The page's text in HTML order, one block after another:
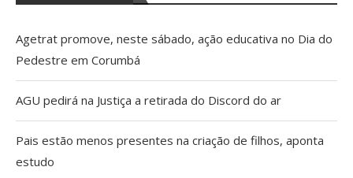
Agetrat promove, neste sábado, ação educativa no Dia do
Pedestre em Corumbá
AGU pedirá na Justiça a retirada do Discord do ar
Pais estão menos presentes na criação de filhos, aponta
estudo